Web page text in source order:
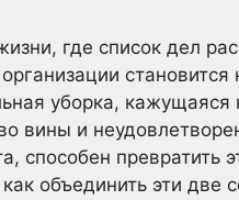
где список дел
уборка, кажущаяся
вины и
способен превратить
объединить эти